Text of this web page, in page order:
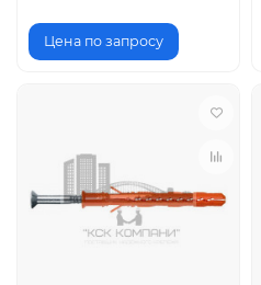
Цена по запросу